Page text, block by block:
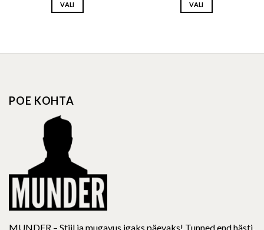
VALI
multiple
may
chosen
on
the
product
page
VALI
multiple
POE KOHTA
MUNDER – Stiil ja mugavus igaks päevaks! Tunned end hästi,